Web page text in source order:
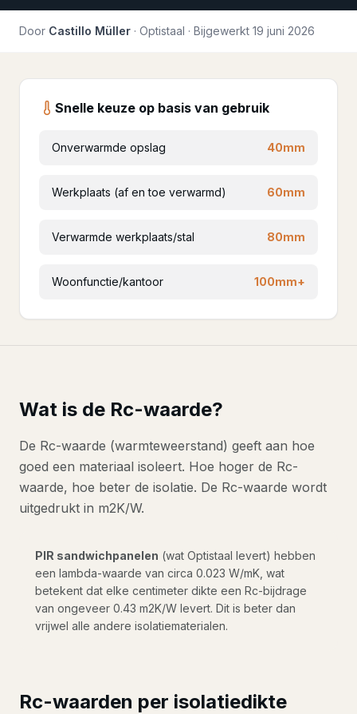
Door Castillo Müller · Optistaal · Bijgewerkt 19 juni 2026
Snelle keuze op basis van gebruik
Onverwarmde opslag 40mm
Werkplaats (af en toe verwarmd) 60mm
Verwarmde werkplaats/stal 80mm
Woonfunctie/kantoor 100mm+
Wat is de Rc-waarde?
De Rc-waarde (warmteweerstand) geeft aan hoe
goed een materiaal isoleert. Hoe hoger de Rc-
waarde, hoe beter de isolatie. De Rc-waarde wordt
uitgedrukt in m2K/W.
PIR sandwichpanelen (wat Optistaal levert) hebben
een lambda-waarde van circa 0.023 W/mK, wat
betekent dat elke centimeter dikte een Rc-bijdrage
van ongeveer 0.43 m2K/W levert. Dit is beter dan
vrijwel alle andere isolatiematerialen.
Rc-waarden per isolatiedikte